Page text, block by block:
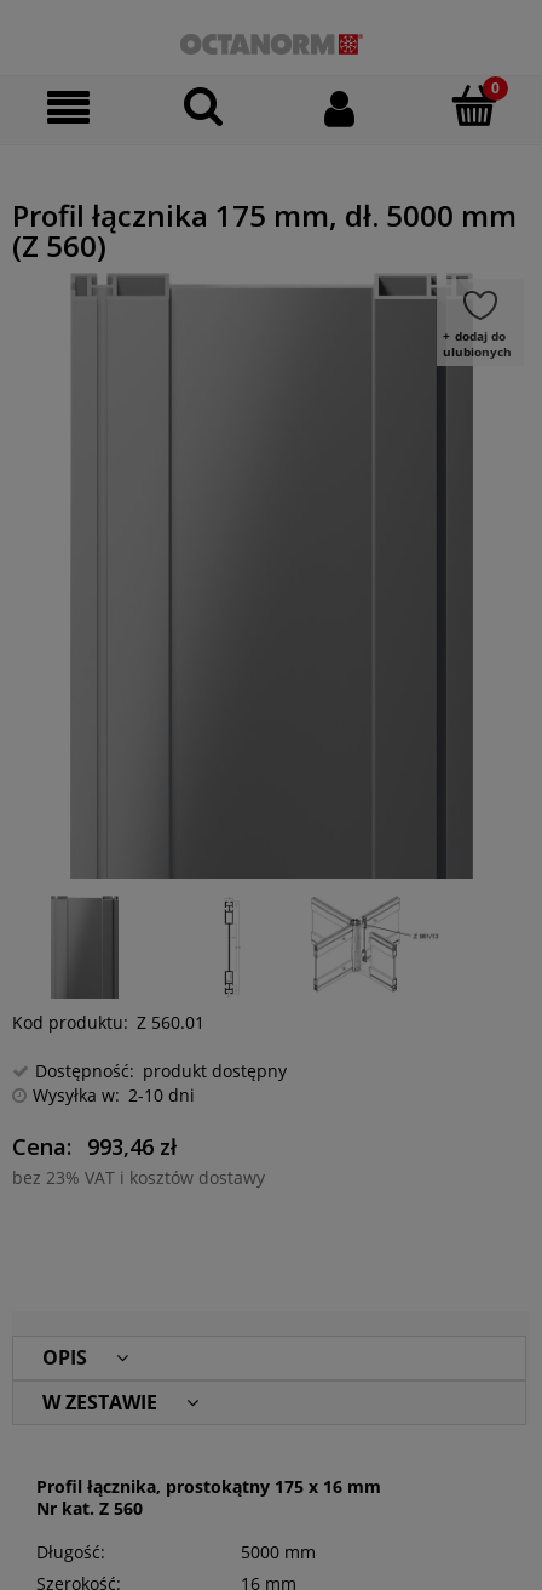
Profil łącznika 175 mm, dł. 5000 mm
(Z 560)
dodaj do
ulubionych
Kod produktu: Z 560.01
Dostępność: produkt dostępny
Wysyłka w: 2-10 dni
Cena: 993,46 zł
bez 23% VAT i kosztów dostawy
OPIS
W ZESTAWIE
Profil łącznika, prostokątny 175 x 16 mm
Nr kat. Z 560
Długość:
5000 mm
Szerokość:
16 mm